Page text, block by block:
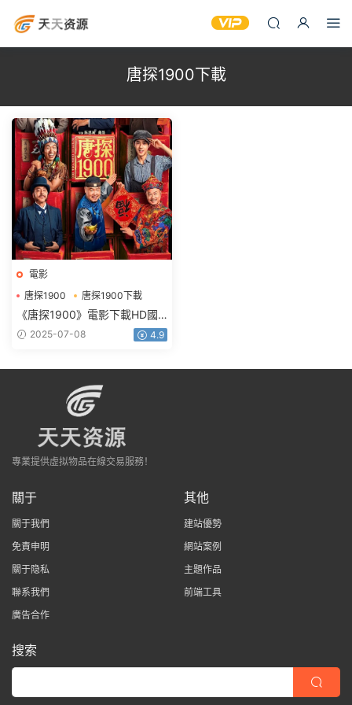
唐探1900下載
電影
唐探1900
唐探1900下載
唐探1900百度網盤下載
《唐探1900》電影下載HD國
語中英雙字超清版4.04GB
2025-07-08 4.9
專業提供虛拟物品在線交易服務！
關于
關于我們
免責申明
關于隐私
聯系我們
廣告合作
其他
建站優勢
網站案例
主題作品
前端工具
搜索